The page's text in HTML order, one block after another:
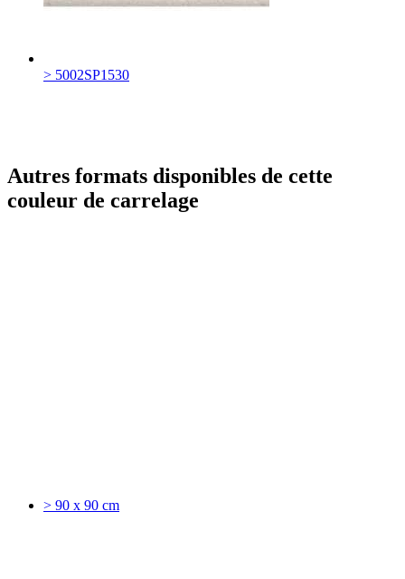
> 5002SP1530
Autres formats disponibles de cette
couleur de carrelage
> 90 x 90 cm